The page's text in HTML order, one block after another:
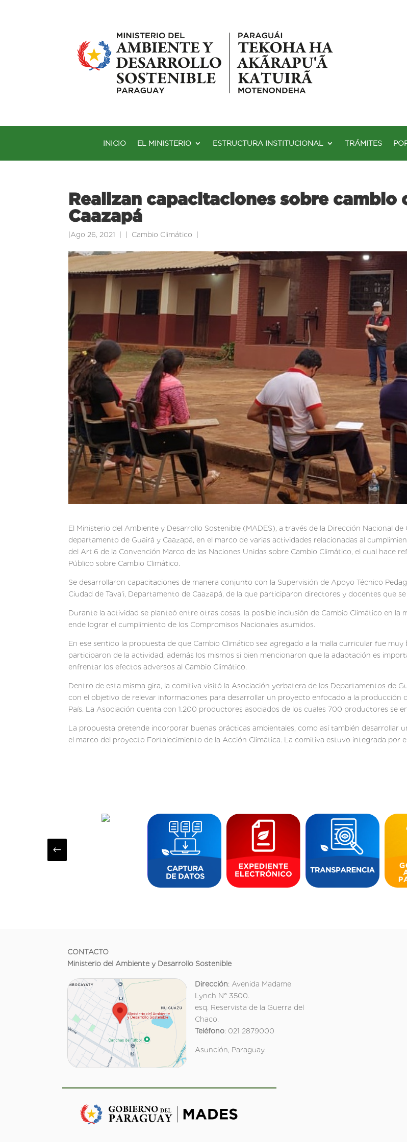
INICIO EL MINISTERIO ESTRUCTURA INSTITUCIONAL TRÁMITES
Realizan capacitaciones sobre cambio
Caazapá
Ago 26, 2021 Cambio Climático
El Ministerio del Ambiente y Desarrollo Sostenible (MADES), a través de la Dirección Nacional
departamento de Guairá y Caazapá, en el marco de varias actividades relacionadas al
del Art.6 de la Convención Marco de las Naciones Unidas sobre Cambio Climático, el cual hace
Público sobre Cambio Climático.
Se desarrollaron capacitaciones de manera conjunto con la Supervisión de Apoyo Técnico
Ciudad de Tava’i, Departamento de Caazapá, de la que participaron directores y docentes que
Durante la actividad se planteó entre otras cosas, la posible inclusión de Cambio Climático en la
ende lograr el cumplimiento de los Compromisos Nacionales asumidos.
En ese sentido la propuesta de que Cambio Climático sea agregado a la malla curricular fue
participaron de la actividad, además los mismos si bien mencionaron que la adaptación es
enfrentar los efectos adversos al Cambio Climático.
Dentro de esta misma gira, la comitiva visitó la Asociación yerbatera de los Departamentos de
con el objetivo de relevar informaciones para desarrollar un proyecto enfocado a la producción
País. La Asociación cuenta con 1.200 productores asociados de los cuales 700 productores se
La propuesta pretende incorporar buenas prácticas ambientales, como así también desarrollar
el marco del proyecto Fortalecimiento de la Acción Climática. La comitiva estuvo integrada por
#
CONTACTO
Ministerio del Ambiente y Desarrollo Sostenible
Dirección: Avenida Madame
Lynch N° 3500.
esq. Reservista de la Guerra del
Chaco.
Teléfono: 021 2879000
Asunción, Paraguay.